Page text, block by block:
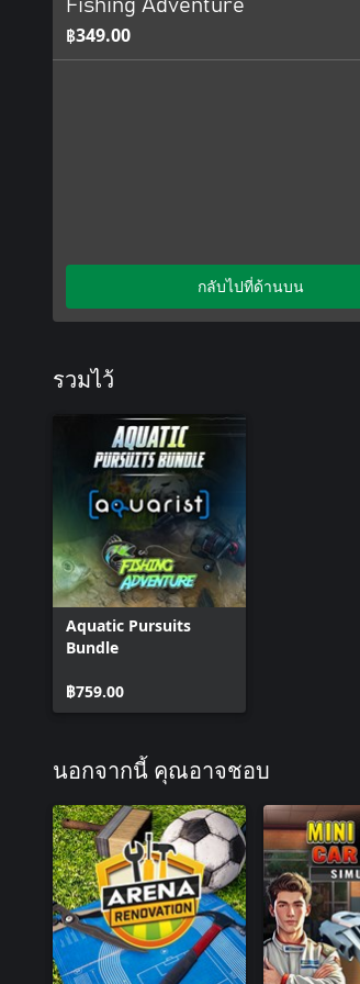
Fishing Adventure
฿349.00
กลับไปที่ด้านบน
รวมไว้
Aquatic Pursuits
Bundle
฿759.00
นอกจากนี้ คุณอาจชอบ